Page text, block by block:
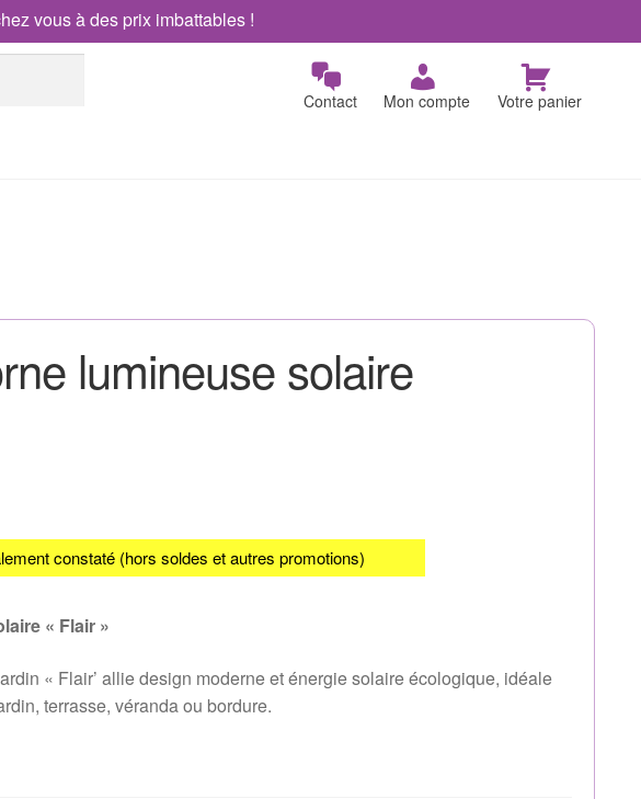
vous à des prix imbattables !
Contact
Mon compte Votre panier
lumineuse solaire
constaté (hors soldes et autres promotions)
« Flair »
« Flair’ allie design moderne et énergie solaire écologique, idéale
terrasse, véranda ou bordure.